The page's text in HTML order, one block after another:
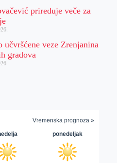
priređuje veče za
učvršćene veze Zrenjanina
gradova